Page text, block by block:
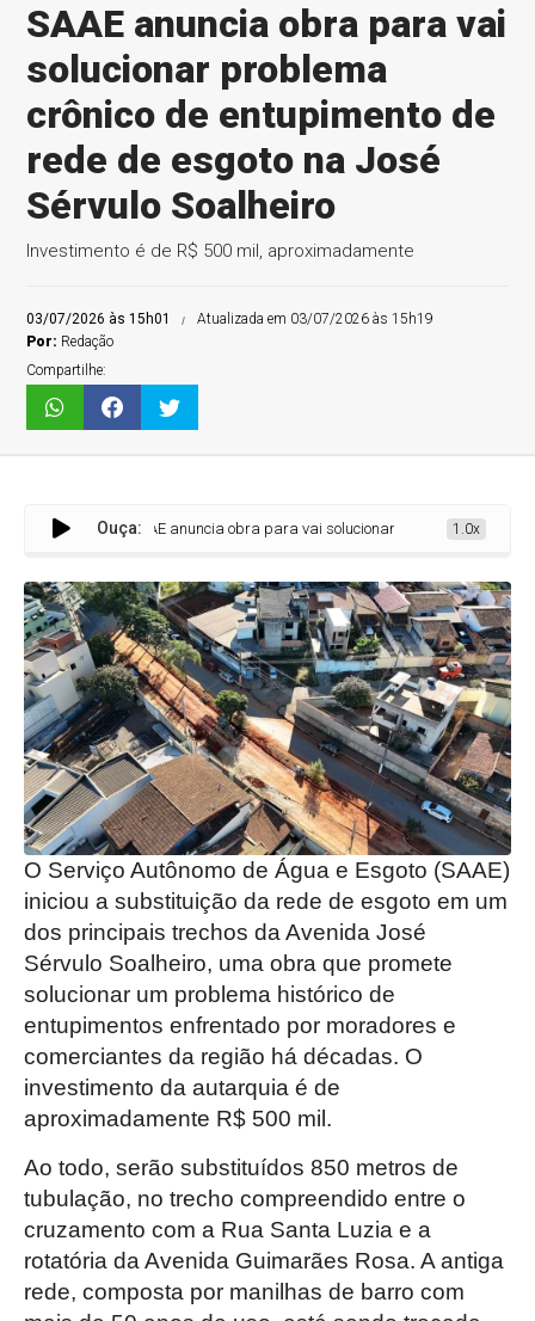
SAAE anuncia obra para vai
solucionar problema
crônico de entupimento de
rede de esgoto na José
Sérvulo Soalheiro
Investimento é de R$ 500 mil, aproximadamente
03/07/2026 às 15h01
Atualizada em 03/07/2026 às 15h19
Por: Redação
Compartilhe:
Ouça:
SAAE anuncia obra para vai solucionar problema crônico de 1.0x
O Serviço Autônomo de Água e Esgoto (SAAE)
iniciou a substituição da rede de esgoto em um
dos principais trechos da Avenida José
Sérvulo Soalheiro, uma obra que promete
solucionar um problema histórico de
entupimentos enfrentado por moradores e
comerciantes da região há décadas. O
investimento da autarquia é de
aproximadamente R$ 500 mil.
Ao todo, serão substituídos 850 metros de
tubulação, no trecho compreendido entre o
cruzamento com a Rua Santa Luzia e a
rotatória da Avenida Guimarães Rosa. A antiga
rede, composta por manilhas de barro com